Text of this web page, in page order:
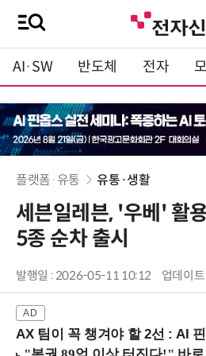
AI·SW 반도체 전자
플랫폼·유통 유통·생활
세븐일레븐, '우베' 활
5종 순차 출시
발행일 : 2026-05-11 10:12 업데이
AX 팀이 꼭 챙겨야 할 2선 : AI 핀옵스(FinOps)와